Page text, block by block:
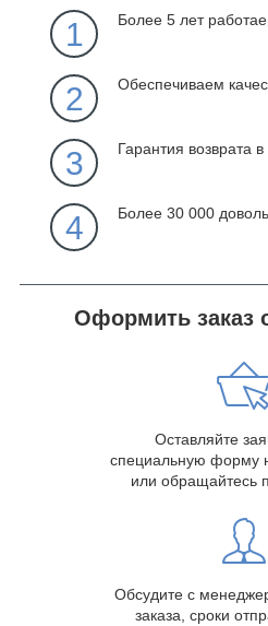
1 Более 5 лет
2 Обеспечиваем
3 Гарантия возврата
4 Более 30 000
Оформить заказ
Оставляйте
специальную форму
или обращайтесь
Обсудите с
заказа, сроки